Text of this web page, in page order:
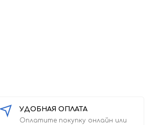
УДОБНАЯ ОПЛАТА
Оплатите покупку онлайн или